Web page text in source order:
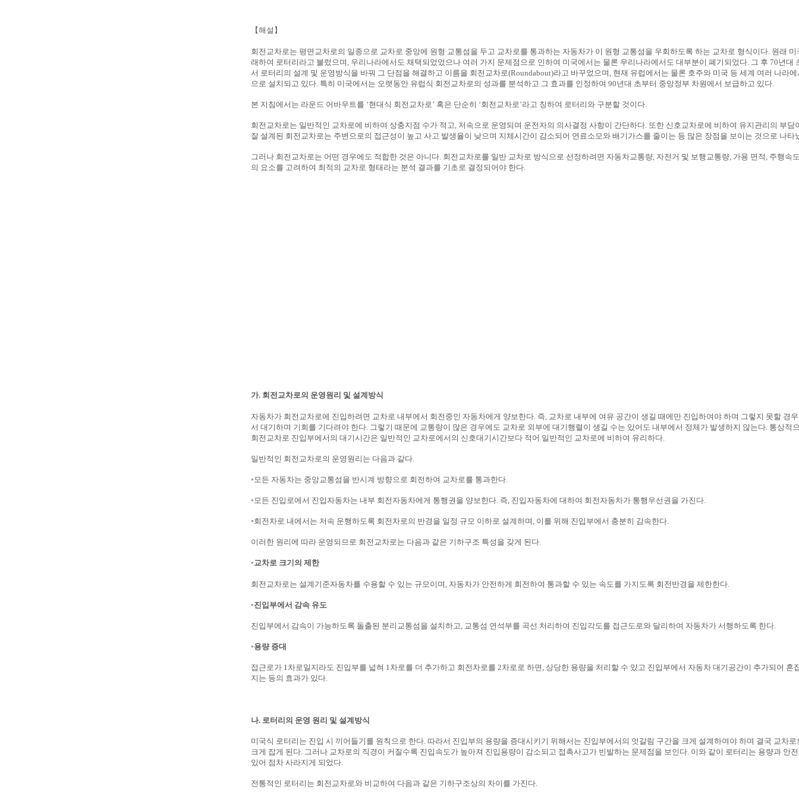
【해설】
회전교차로는 평면교차로의 일종으로 교차로 중앙에 원형 교통섬을 두고 교차로를 통과하는 자동차가 이 원형 교통섬을 우회하도록 하는 교차로 형식이다. 원래 미
래하여 로터리라고 불렀으며, 우리나라에서도 채택되었었으나 여러 가지 문제점으로 인하여 미국에서는 물론 우리나라에서도 대부분이 폐기되었다. 그 후 70년대
서 로터리의 설계 및 운영방식을 바꿔 그 단점을 해결하고 이름을 회전교차로(Roundabout)라고 바꾸었으며, 현재 유럽에서는 물론 호주와 미국 등 세계 여러 나라
으로 설치되고 있다. 특히 미국에서는 오랫동안 유럽식 회전교차로의 성과를 분석하고 그 효과를 인정하여 90년대 초부터 중앙정부 차원에서 보급하고 있다.
본 지침에서는 라운드 어바우트를 ‘현대식 회전교차로’ 혹은 단순히 ‘회전교차로’라고 칭하여 로터리와 구분할 것이다.
회전교차로는 일반적인 교차로에 비하여 상충지점 수가 적고, 저속으로 운영되며 운전자의 의사결정 사항이 간단하다. 또한 신호교차로에 비하여 유지관리의 부담
잘 설계된 회전교차로는 주변으로의 접근성이 높고 사고 발생율이 낮으며 지체시간이 감소되어 연료소모와 배기가스를 줄이는 등 많은 장점을 보이는 것으로 나타
그러나 회전교차로는 어떤 경우에도 적합한 것은 아니다. 회전교차로를 일반 교차로 방식으로 선정하려면 자동차교통량, 자전거 및 보행교통량, 가용 면적, 주행속
의 요소를 고려하여 최적의 교차로 형태라는 분석 결과를 기초로 결정되어야 한다.
가. 회전교차로의 운영원리 및 설계방식
자동차가 회전교차로에 진입하려면 교차로 내부에서 회전중인 자동차에게 양보한다. 즉, 교차로 내부에 여유 공간이 생길 때에만 진입하여야 하며 그렇지 못할 경
서 대기하며 기회를 기다려야 한다. 그렇기 때문에 교통량이 많은 경우에도 교차로 외부에 대기행렬이 생길 수는 있어도 내부에서 정체가 발생하지 않는다. 통상적
회전교차로 진입부에서의 대기시간은 일반적인 교차로에서의 신호대기시간보다 적어 일반적인 교차로에 비하여 유리하다.
일반적인 회전교차로의 운영원리는 다음과 같다.
◦ 모든 자동차는 중앙교통섬을 반시계 방향으로 회전하여 교차로를 통과한다.
◦ 모든 진입로에서 진입자동차는 내부 회전자동차에게 통행권을 양보한다. 즉, 진입자동차에 대하여 회전자동차가 통행우선권을 가진다.
◦회전차로 내에서는 저속 운행하도록 회전차로의 반경을 일정 규모 이하로 설계하며, 이를 위해 진입부에서 충분히 감속한다.
이러한 원리에 따라 운영되므로 회전교차로는 다음과 같은 기하구조 특성을 갖게 된다.
◦교차로 크기의 제한
회전교차로는 설계기준자동차를 수용할 수 있는 규모이며, 자동차가 안전하게 회전하여 통과할 수 있는 속도를 가지도록 회전반경을 제한한다.
◦진입부에서 감속 유도
진입부에서 감속이 가능하도록 돌출된 분리교통섬을 설치하고, 교통섬 연석부를 곡선 처리하여 진입각도를 접근도로와 달리하여 자동차가 서행하도록 한다.
◦용량 증대
접근로가 1차로일지라도 진입부를 넓혀 1차로를 더 추가하고 회전차로를 2차로로 하면, 상당한 용량을 처리할 수 있고 진입부에서 자동차 대기공간이 추가되어 혼
지는 등의 효과가 있다.
나. 로터리의 운영 원리 및 설계방식
미국식 로터리는 진입 시 끼어들기를 원칙으로 한다. 따라서 진입부의 용량을 증대시키기 위해서는 진입부에서의 엇갈림 구간을 크게 설계하여야 하며 결국 교차로
크게 잡게 된다. 그러나 교차로의 직경이 커질수록 진입속도가 높아져 진입용량이 감소되고 접촉사고가 빈발하는 문제점을 보인다. 이와 같이 로터리는 용량과 안
있어 점차 사라지게 되었다.
전통적인 로터리는 회전교차로와 비교하여 다음과 같은 기하구조상의 차이를 가진다.